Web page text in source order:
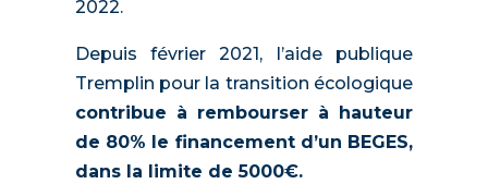
2022.
Depuis février 2021, l’aide publique
Tremplin pour la transition écologique
contribue à rembourser à hauteur
de 80% le financement d’un BEGES,
dans la limite de 5000€.